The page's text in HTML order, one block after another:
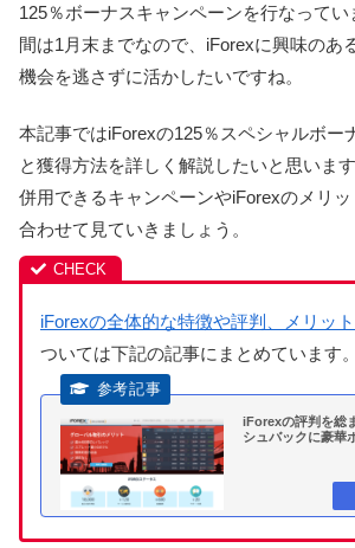
125％ボーナスキャンペーンを行なって
間は1月末までなので、iForexに興味のあ
機会を逃さずに活かしたいですね。
本記事ではiForexの125％スペシャルボー
と獲得方法を詳しく解説したいと思いま
併用できるキャンペーンやiForexのメリッ
合わせて見ていきましょう。
iForexの全体的な特徴や評判、メリッ
ついては下記の記事にまとめています。
iForexの評判を総
シュバックに豪華